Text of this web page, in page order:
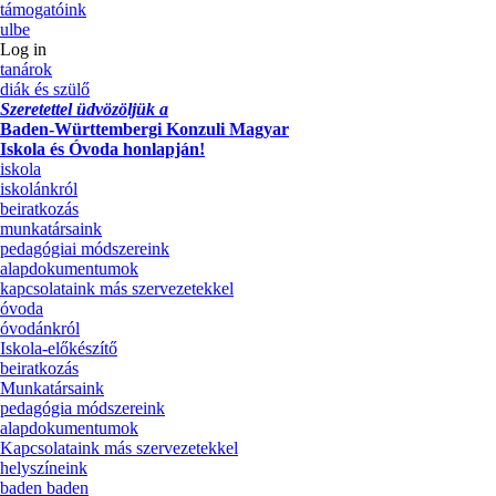
támogatóink
ulbe
Log in
tanárok
diák és szülő
Szeretettel üdvözöljük a
Baden-Württembergi Konzuli Magyar
Iskola és Óvoda honlapján!
iskola
iskolánkról
beiratkozás
munkatársaink
pedagógiai módszereink
alapdokumentumok
kapcsolataink más szervezetekkel
óvoda
óvodánkról
Iskola-előkészítő
beiratkozás
Munkatársaink
pedagógia módszereink
alapdokumentumok
Kapcsolataink más szervezetekkel
helyszíneink
baden baden